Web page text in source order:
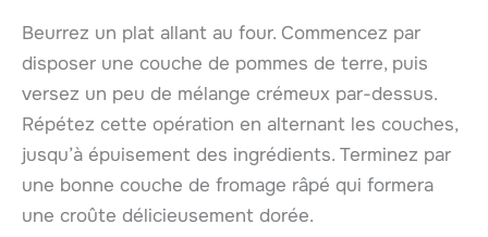
Beurrez un plat allant au four. Commencez par
disposer une couche de pommes de terre, puis
versez un peu de mélange crémeux par-dessus.
Répétez cette opération en alternant les couches,
jusqu’à épuisement des ingrédients. Terminez par
une bonne couche de fromage râpé qui formera
une croûte délicieusement dorée.